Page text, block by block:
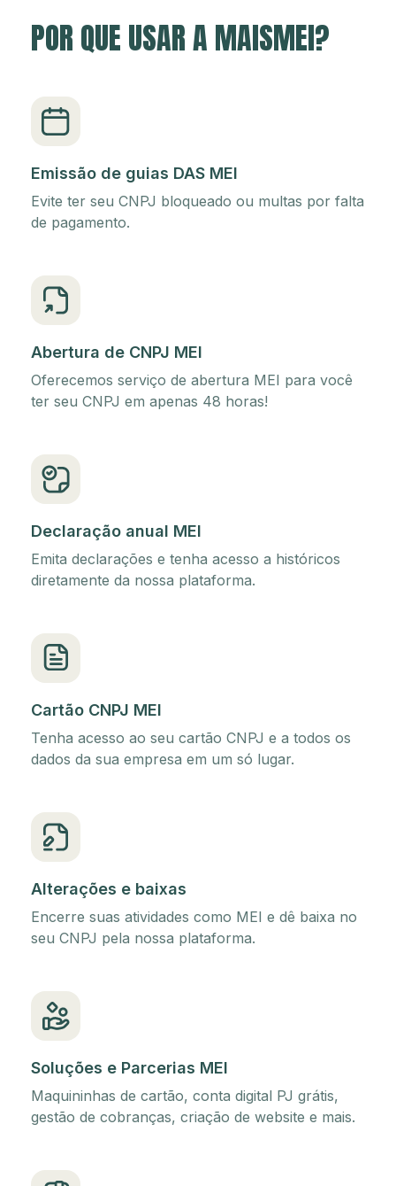
POR QUE USAR A MAISMEI?
Emissão de guias DAS MEI
Evite ter seu CNPJ bloqueado ou multas por falta
de pagamento.
Abertura de CNPJ MEI
Oferecemos serviço de abertura MEI para você
ter seu CNPJ em apenas 48 horas!
Declaração anual MEI
Emita declarações e tenha acesso a históricos
diretamente da nossa plataforma.
Cartão CNPJ MEI
Tenha acesso ao seu cartão CNPJ e a todos os
dados da sua empresa em um só lugar.
Alterações e baixas
Encerre suas atividades como MEI e dê baixa no
seu CNPJ pela nossa plataforma.
Soluções e Parcerias MEI
Maquininhas de cartão, conta digital PJ grátis,
gestão de cobranças, criação de website e mais.